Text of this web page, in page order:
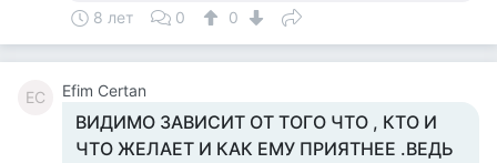
8 лет 0 0
EC Efim Certan
ВИДИМО ЗАВИСИТ ОТ ТОГО ЧТО , КТО И
ЧТО ЖЕЛАЕТ И КАК ЕМУ ПРИЯТНЕЕ .ВЕДЬ